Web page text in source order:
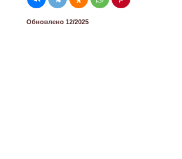
Обновлено 12/2025